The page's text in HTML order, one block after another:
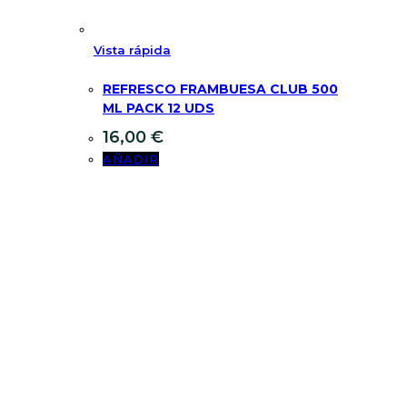
Vista rápida
REFRESCO FRAMBUESA CLUB 500
ML PACK 12 UDS
16,00 €
AÑADIR